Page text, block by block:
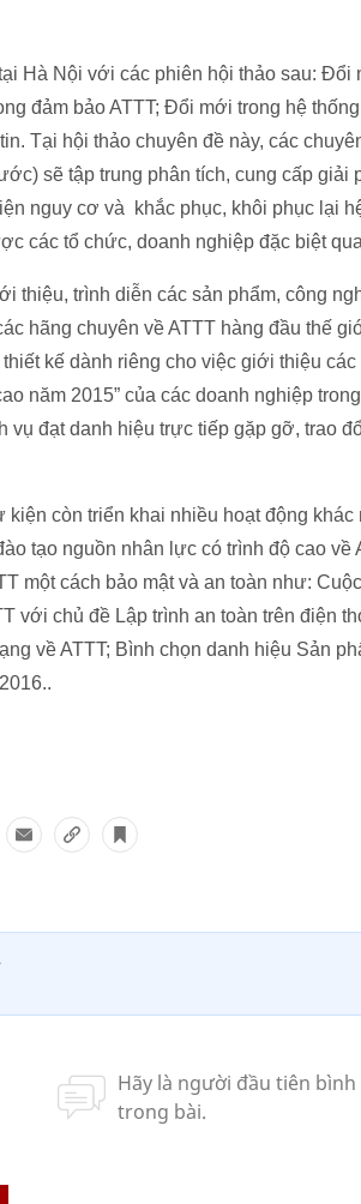
Hà Nội với các phiên hội thảo sau: Đổi
đảm bảo ATTT; Đổi mới trong hệ
Tại hội thảo chuyên đề này, các
sẽ tập trung phân tích, cung cấp
nguy cơ và khắc phục, khôi phục lại
các tổ chức, doanh nghiệp đặc biệt
thiệu, trình diễn các sản phẩm, công
hãng chuyên về ATTT hàng đầu thế
kế dành riêng cho việc giới thiệu
năm 2015” của các doanh nghiệp
vụ đạt danh hiệu trực tiếp gặp gỡ, trao
kiện còn triển khai nhiều hoạt động
tạo nguồn nhân lực có trình độ cao
một cách bảo mật và an toàn như:
với chủ đề Lập trình an toàn trên điện
về ATTT; Bình chọn danh hiệu Sản